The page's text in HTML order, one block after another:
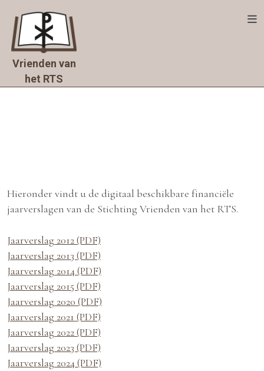
content
Vrienden van
het RTS
Home
RTS
mee
Doneer
×
Hieronder vindt u de digitaal beschikbare financiële
jaarverslagen van de Stichting Vrienden van het RTS.
Jaarverslag 2012 (PDF)
Jaarverslag 2013 (PDF)
Jaarverslag 2014 (PDF)
Jaarverslag 2015 (PDF)
Jaarverslag 2020 (PDF)
Jaarverslag 2021 (PDF)
Jaarverslag 2022 (PDF)
Jaarverslag 2023 (PDF)
Jaarverslag 2024 (PDF)